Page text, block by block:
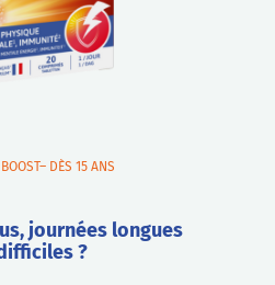
DÈS 15 ANS
journées longues
?